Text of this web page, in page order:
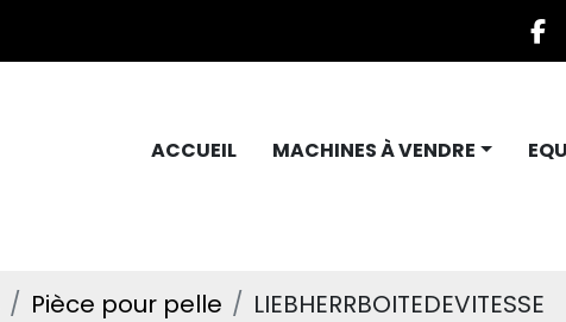
ACCUEIL MACHINES À VENDRE
Pièce pour pelle LIEBHERRBOITEDEVITESSE